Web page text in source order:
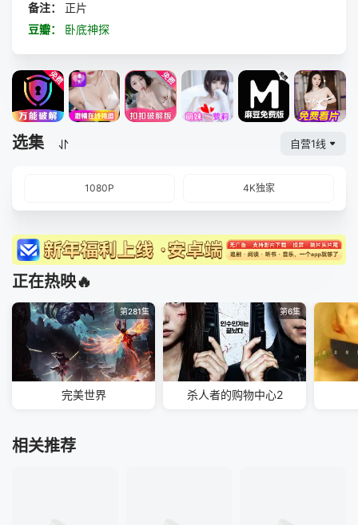
备注：
正片
豆瓣：
卧底神探
选集 自营1线
1080P 4K独家
正在热映🔥
第281集
完美世界
第6集
杀人者的购物中心2
相关推荐